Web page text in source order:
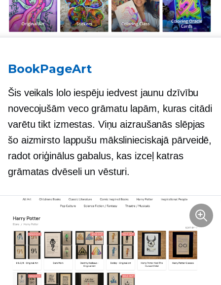
BookPageArt
Šis veikals lolo iespēju iedvest jaunu dzīvību
novecojušām veco grāmatu lapām, kuras citādi
varētu tikt izmestas. Viņu aizraušanās slēpjas
šo aizmirsto lappušu mākslinieciskajā pārveidē,
radot oriģinālus gabalus, kas izceļ katras
grāmatas dvēseli un vēsturi.